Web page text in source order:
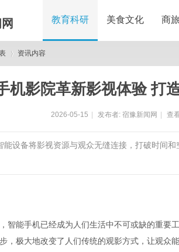
教育科研 美食文化 商
资讯内容
机影院革新影视体验 打
2026-05-15 发布者: 宿豫新闻网 查
能设备将影视资源与观众无缝连接，打破时间
智能手机已经成为人们生活中不可或缺的重要
，极大地改变了人们传统的观影方式，让观众